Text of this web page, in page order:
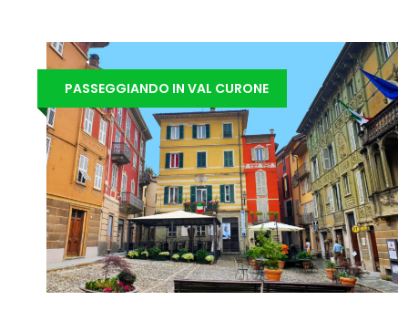
PASSEGGIANDO IN VAL CURONE